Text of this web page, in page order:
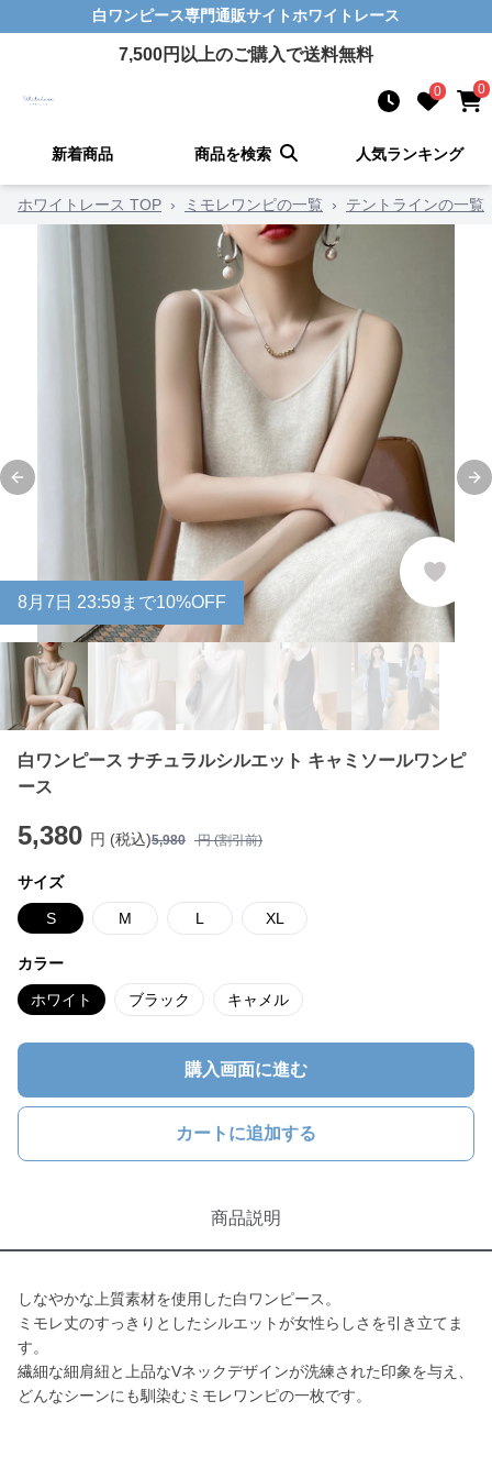
白ワンピース専門通販サイトホワイトレース
7,500円以上のご購入で送料無料
0 0
新着商品 商品を検索 人気ランキング
ホワイトレース TOP › ミモレワンピの一覧 › テントラインの一覧
Previous slide
8月 7 日 23:59まで10%OFF
白ワンピース ナチュラルシルエット キャミソールワンピ
ース
5,380 円 (税込)5,980 円 (割引前)
サイズ
S M L XL
カラー
ホワイト ブラック キャメル
購入画面に進む
カートに追加する
商品説明
しなやかな上質素材を使用した白ワンピース。
ミモレ丈のすっきりとしたシルエットが女性らしさを引き立てま
す。
繊細な細肩紐と上品なVネックデザインが洗練された印象を与え、
どんなシーンにも馴染むミモレワンピの一枚です。